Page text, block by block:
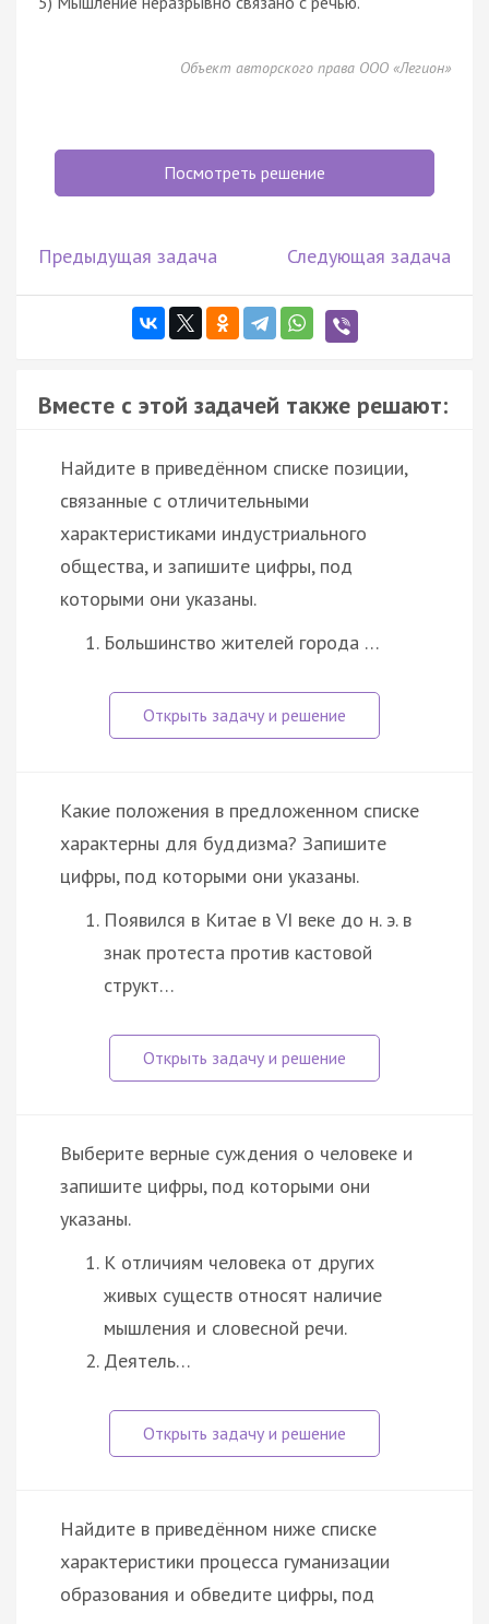
Объект авторского права ООО «Легион»
Посмотреть решение
Предыдущая задача Следующая задача
Вместе с этой задачей также решают:
Найдите в приведённом списке позиции,
связанные с отличительными
характеристиками индустриального
общества, и запишите цифры, под
которыми они указаны.
Большинство жителей города …
Какие положения в предложенном списке
характерны для буддизма? Запишите
цифры, под которыми они указаны.
Появился в Китае в VI веке до н. э. в
знак протеста против кастовой
структ…
Выберите верные суждения о человеке и
запишите цифры, под которыми они
указаны.
К отличиям человека от других
живых существ относят наличие
мышления и словесной речи.
Деятель…
Найдите в приведённом ниже списке
характеристики процесса гуманизации
образования и обведите цифры, под